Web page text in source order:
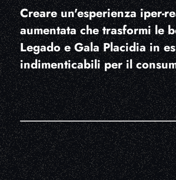
Creare un'esperienza iper-
aumentata che trasformi le
Legado e Gala Placidia in
indimenticabili per il